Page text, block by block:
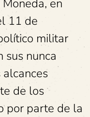
en
11 de
militar
sus nunca
de los
por parte de la